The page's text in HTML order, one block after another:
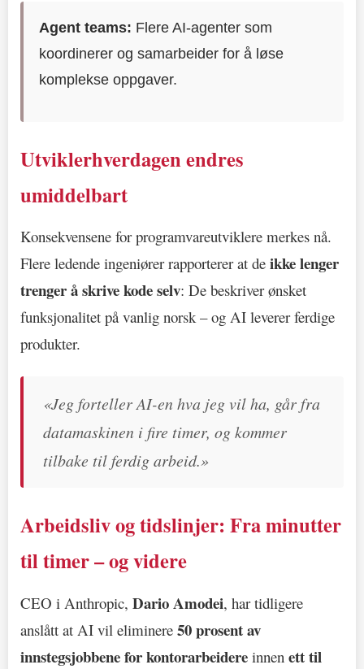
Agent teams: Flere AI-agenter som
koordinerer og samarbeider for å løse
komplekse oppgaver.
Utviklerhverdagen endres
umiddelbart
Konsekvensene for programvareutviklere merkes nå.
Flere ledende ingeniører rapporterer at de ikke lenger
trenger å skrive kode selv: De beskriver ønsket
funksjonalitet på vanlig norsk – og AI leverer ferdige
produkter.
«Jeg forteller AI-en hva jeg vil ha, går fra
datamaskinen i fire timer, og kommer
tilbake til ferdig arbeid.»
Arbeidsliv og tidslinjer: Fra minutter
til timer – og videre
CEO i Anthropic, Dario Amodei, har tidligere
anslått at AI vil eliminere 50 prosent av
innstegsjobbene for kontorarbeidere innen ett til